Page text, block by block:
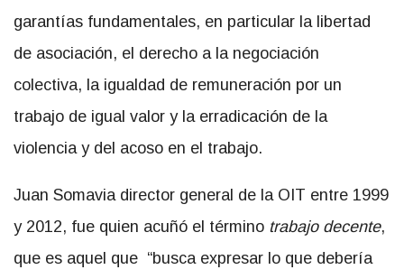
garantías fundamentales, en particular la libertad
de asociación, el derecho a la negociación
colectiva, la igualdad de remuneración por un
trabajo de igual valor y la erradicación de la
violencia y del acoso en el trabajo.
Juan Somavia director general de la OIT entre 1999
y 2012, fue quien acuñó el término trabajo decente,
que es aquel que “busca expresar lo que debería